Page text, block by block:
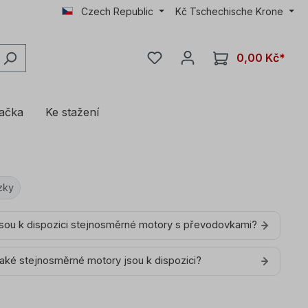
Czech Republic Kč Tschechische Krone
0,00 Kč*
Ke stažení
k dispozici stejnosměrné motory s převodovkami?
stejnosměrné motory jsou k dispozici?